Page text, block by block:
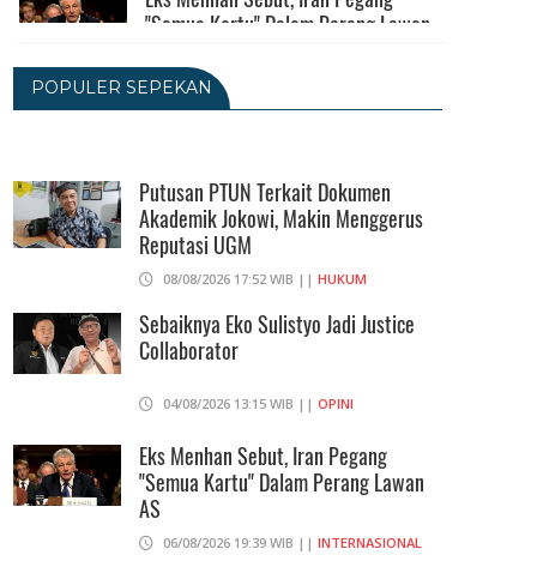
"Semua Kartu" Dalam Perang Lawan
06/08/2026 19:39 WIB ||
06/08/2026 19:02 WIB || KEUANGAN
Ratusan Senjata Api Dan Narkoba
Ditemukan Di Ruang Kepala Yayasan
Sekolah Di Jaksel
06/08/2026 17:40 WIB ||
POPULER SEPEKAN
Putusan PTUN Terkait Dokumen
Akademik Jokowi, Makin Menggerus
Reputasi UGM
08/08/2026 17:52 WIB || HUKUM
Sebaiknya Eko Sulistyo Jadi Justice
Collaborator
04/08/2026 13:15 WIB || OPINI
Eks Menhan Sebut, Iran Pegang
"Semua Kartu" Dalam Perang Lawan
AS
06/08/2026 19:39 WIB || INTERNASIONAL